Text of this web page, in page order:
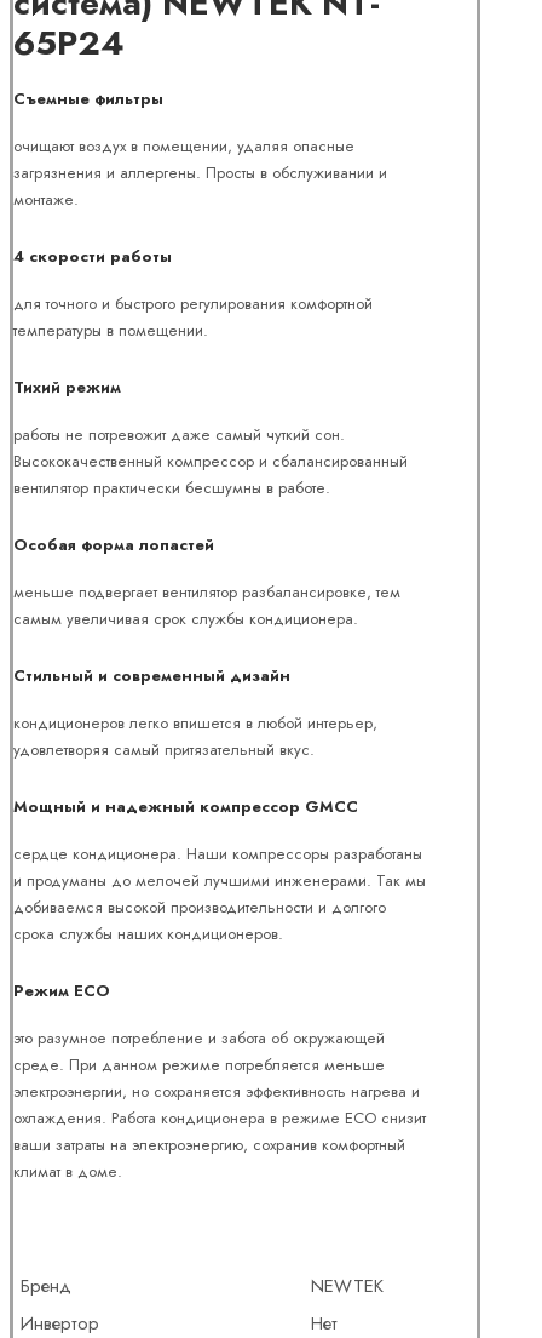
65P24
Съемные фильтры
очищают воздух в помещении, удаляя опасные
загрязнения и аллергены. Просты в обслуживании и
монтаже.
4 скорости работы
для точного и быстрого регулирования комфортной
температуры в помещении.
Тихий режим
работы не потревожит даже самый чуткий сон.
Высококачественный компрессор и сбалансированный
вентилятор практически бесшумны в работе.
Особая форма лопастей
меньше подвергает вентилятор разбалансировке, тем
самым увеличивая срок службы кондиционера.
Стильный и современный дизайн
кондиционеров легко впишется в любой интерьер,
удовлетворяя самый притязательный вкус.
Мощный и надежный компрессор GMCC
сердце кондиционера. Наши компрессоры разработаны
и продуманы до мелочей лучшими инженерами. Так мы
добиваемся высокой производительности и долгого
срока службы наших кондиционеров.
Режим ЕСО
это разумное потребление и забота об окружающей
среде. При данном режиме потребляется меньше
электроэнергии, но сохраняется эффективность нагрева и
охлаждения. Работа кондиционера в режиме ЕСО снизит
ваши затраты на электроэнергию, сохранив комфортный
климат в доме.
Бренд
NEWTEK
Инвертор
Нет